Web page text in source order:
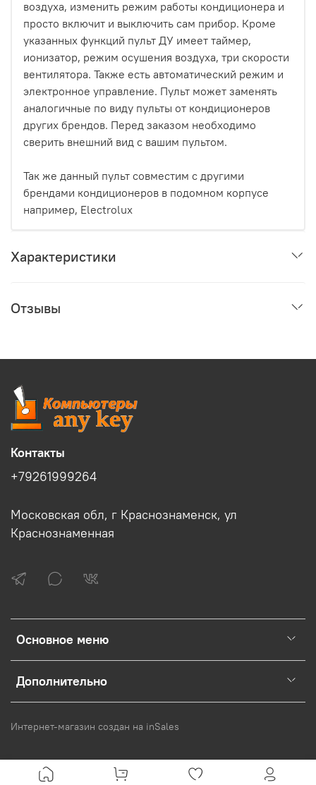
воздуха, изменить режим работы кондиционера и
просто включит и выключить сам прибор. Кроме
указанных функций пульт ДУ имеет таймер,
ионизатор, режим осушения воздуха, три скорости
вентилятора. Также есть автоматический режим и
электронное управление. Пульт может заменять
аналогичные по виду пульты от кондиционеров
других брендов. Перед заказом необходимо
сверить внешний вид с вашим пультом.
Так же данный пульт совместим с другими
брендами кондиционеров в подомном корпусе
например, Electrolux
Характеристики
Отзывы
Основное меню
Дополнительно
Контакты
+79261999264
Московская обл, г Краснознаменск, ул
Краснознаменная
Интернет-магазин создан на inSales